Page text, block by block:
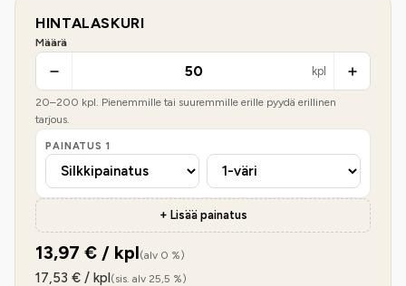
HINTALASKURI
Määrä
kpl
20–200 kpl. Pienemmille tai suuremmille erille pyydä erillinen
tarjous.
PAINATUS 1
+ Lisää painatus
13,97 € / kpl(alv 0 %)
17,53 € / kpl(sis. alv 25,5 %)